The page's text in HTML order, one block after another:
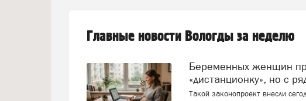
Главные новости Вологды за неделю
Беременных женщин предлагают переводить на
«дистанционку», но с
Такой законопроект внесли